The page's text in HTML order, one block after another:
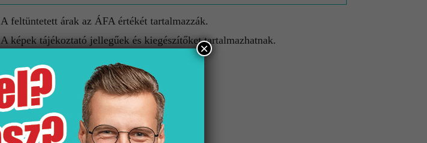
A feltüntetett árak az ÁFA értékét tartalmazzák.
A képek tájékoztató jellegűek és kiegészítőket tartalmazhatnak.
A színek/minták a valóságban eltérhetnek.
Gyártó
Jika
Kiszerelés
1 db
Felület
Matt fekete
×